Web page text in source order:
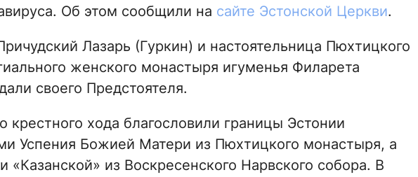
Об этом сообщили на сайте Эстонской Церкви.
Лазарь (Гуркин) и настоятельница Пюхтицкого
женского монастыря игуменья Филарета
своего Предстоятеля.
крестного хода благословили границы Эстонии
Успения Божией Матери из Пюхтицкого монастыря, а
из Воскресенского Нарвского собора. В